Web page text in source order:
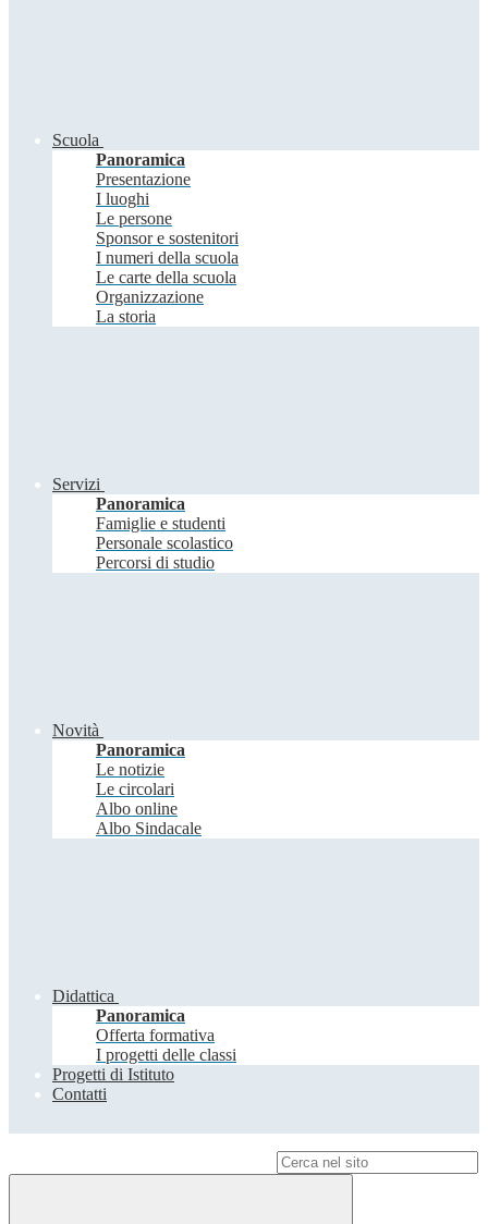
Scuola
Panoramica
Presentazione
I luoghi
Le persone
Sponsor e sostenitori
I numeri della scuola
Le carte della scuola
Organizzazione
La storia
Servizi
Panoramica
Famiglie e studenti
Personale scolastico
Percorsi di studio
Novità
Panoramica
Le notizie
Le circolari
Albo online
Albo Sindacale
Didattica
Panoramica
Offerta formativa
I progetti delle classi
Progetti di Istituto
Contatti